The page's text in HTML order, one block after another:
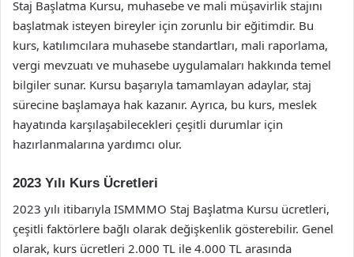
Staj Başlatma Kursu, muhasebe ve mali müşavirlik stajını
başlatmak isteyen bireyler için zorunlu bir eğitimdir. Bu
kurs, katılımcılara muhasebe standartları, mali raporlama,
vergi mevzuatı ve muhasebe uygulamaları hakkında temel
bilgiler sunar. Kursu başarıyla tamamlayan adaylar, staj
sürecine başlamaya hak kazanır. Ayrıca, bu kurs, meslek
hayatında karşılaşabilecekleri çeşitli durumlar için
hazırlanmalarına yardımcı olur.
2023 Yılı Kurs Ücretleri
2023 yılı itibarıyla ISMMMO Staj Başlatma Kursu ücretleri,
çeşitli faktörlere bağlı olarak değişkenlik gösterebilir. Genel
olarak, kurs ücretleri 2.000 TL ile 4.000 TL arasında